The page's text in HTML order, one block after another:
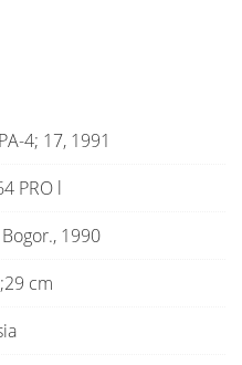
4; 17, 1991
PRO l
Bogor., 1990
cm